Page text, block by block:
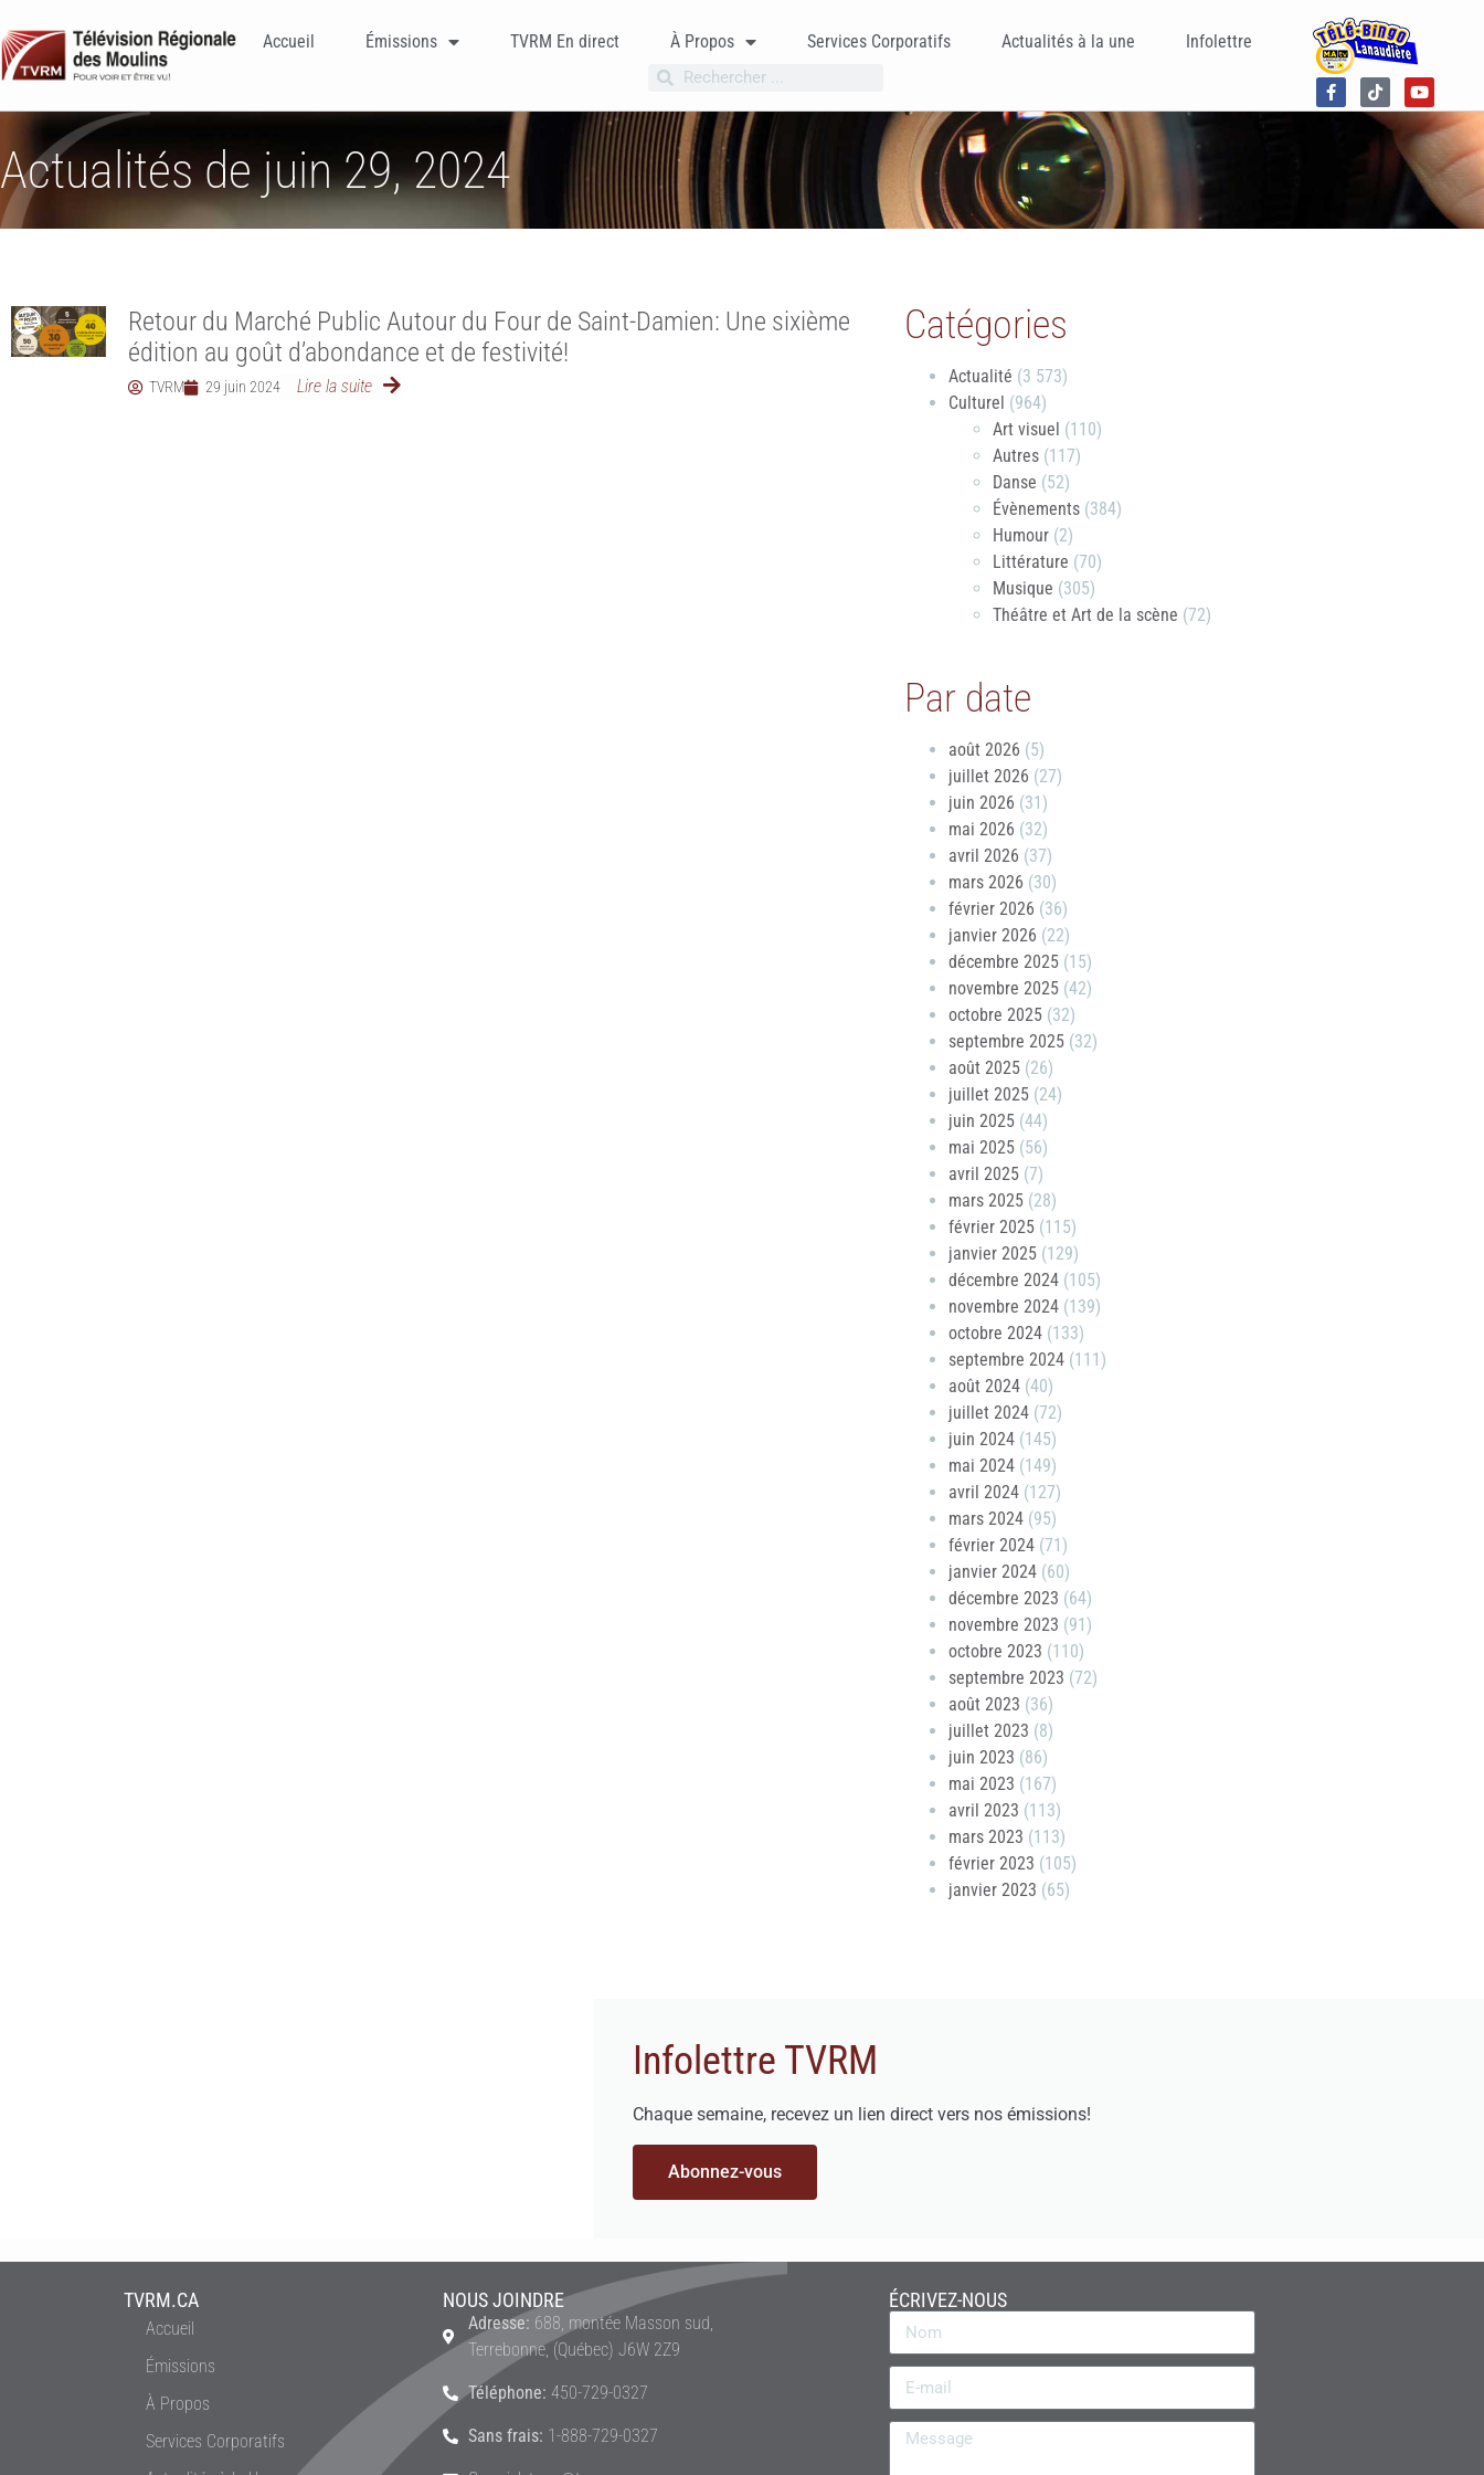
Accueil Émissions TVRM En direct À Propos Services Corporatifs Actualités à la une Infolettre
Actualités de juin 29, 2024
Retour du Marché Public Autour du Four de Saint-Damien: Une sixième
édition au goût d’abondance et de festivité!
TVRM 29 juin 2024 Lire la suite
Catégories
Actualité (3 573)
Culturel (964)
Art visuel (110)
Autres(117)
Danse (52)
Évènements(384)
Humour(2)
Littérature (70)
Musique (305)
Théâtre et Art de la scène (72)
Par date
août 2026 (5)
juillet 2026 (27)
juin 2026 (31)
mai 2026 (32)
avril 2026 (37)
mars 2026 (30)
février 2026 (36)
janvier 2026 (22)
décembre 2025(15)
novembre 2025(42)
octobre 2025(32)
septembre 2025(32)
août 2025(26)
juillet 2025(24)
juin 2025(44)
mai 2025(56)
avril 2025(7)
mars 2025(28)
février 2025(115)
janvier 2025(129)
décembre 2024(105)
novembre 2024(139)
octobre 2024(133)
septembre 2024(111)
août 2024(40)
juillet 2024(72)
juin 2024(145)
mai 2024(149)
avril 2024(127)
mars 2024(95)
février 2024(71)
janvier 2024(60)
décembre 2023 (64)
novembre 2023 (91)
octobre 2023 (110)
septembre 2023 (72)
août 2023 (36)
juillet 2023 (8)
juin 2023 (86)
mai 2023 (167)
avril 2023 (113)
mars 2023 (113)
février 2023 (105)
janvier 2023 (65)
Infolettre TVRM
Chaque semaine, recevez un lien direct vers nos émissions!
Abonnez-vous
TVRM.CA
Accueil
Émissions
À Propos
Services Corporatifs
NOUS JOINDRE
Adresse: 688, montée Masson sud,
Terrebonne, (Québec) J6W 2Z9
Téléphone: 450-729-0327
Sans frais: 1-888-729-0327
ÉCRIVEZ-NOUS